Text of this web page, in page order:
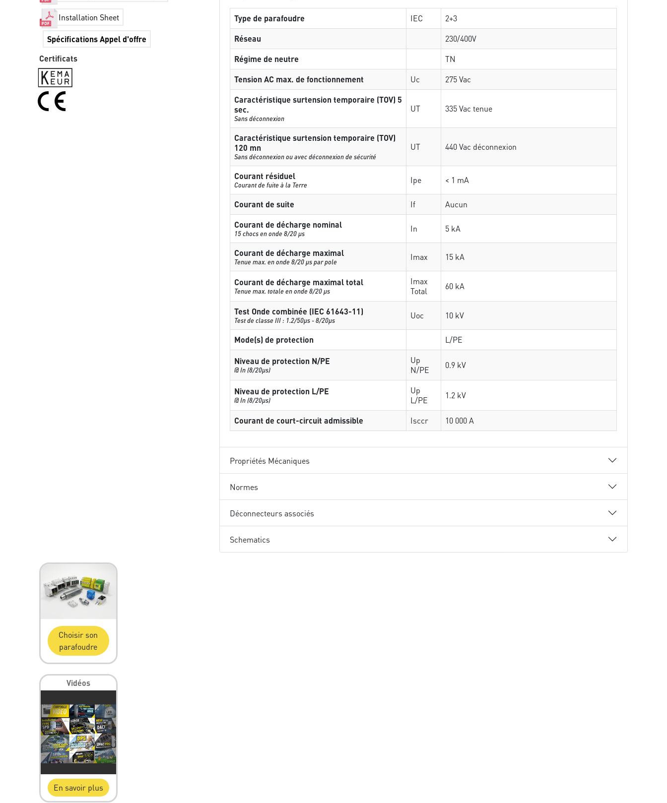
Installation Sheet
Spécifications Appel d'offre
Certificats
Type de parafoudre IEC
2+3
Réseau
230/400V
Régime de neutre
TN
Tension AC max. de fonctionnement
Uc
275 Vac
Caractéristique surtension temporaire (TOV) 5
sec.
Sans déconnexion
UT 335 Vac tenue
Caractéristique surtension temporaire (TOV)
120 mn
Sans déconnexion ou avec déconnexion de sécurité
UT 440 Vac déconnexion
Courant résiduel
Courant de fuite à la Terre Ipe < 1 mA
Courant de suite If
Aucun
Courant de décharge nominal
15 chocs en onde 8/20 µs In 5 kA
Courant de décharge maximal
Tenue max. en onde 8/20 µs par pole Imax 15 kA
Courant de décharge maximal total
Tenue max. totale en onde 8/20 µs
Imax
Total
60 kA
Test Onde combinée (IEC 61643-11)
Test de classe III : 1.2/50µs - 8/20µs Uoc 10 kV
Mode(s) de protection L/PE
Niveau de protection N/PE
@ In (8/20µs)
Up
N/PE
0.9 kV
Niveau de protection L/PE
@ In (8/20µs)
Up
L/PE
1.2 kV
Courant de court-circuit admissible Isccr 10 000 A
Propriétés Mécaniques
Normes
Déconnecteurs associés
Schematics
Choisir son
parafoudre
Vidéos
En savoir plus